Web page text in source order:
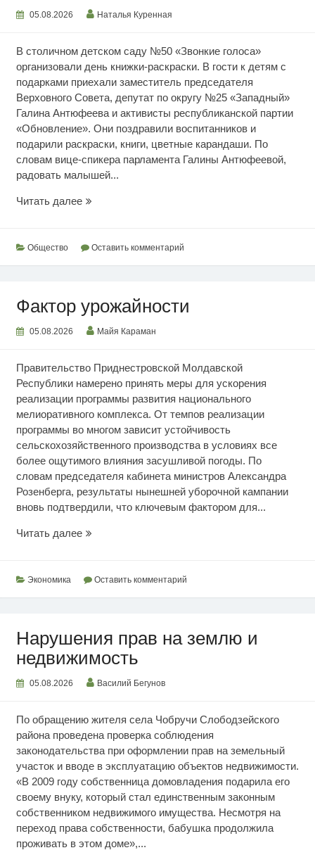
05.08.2026 Наталья Куренная
В столичном детском саду №50 «Звонкие голоса»
организовали день книжки-раскраски. В гости к детям с
подарками приехали заместитель председателя
Верховного Совета, депутат по округу №25 «Западный»
Галина Антюфеева и активисты республиканской партии
«Обновление». Они поздравили воспитанников и
подарили раскраски, книги, цветные карандаши. По
словам вице-спикера парламента Галины Антюфеевой,
радовать малышей...
Читать далееРаскраски
Общество Оставить комментарий
Фактор урожайности
05.08.2026 Майя Караман
Правительство Приднестровской Молдавской
Республики намерено принять меры для ускорения
реализации программы развития национального
мелиоративного комплекса. От темпов реализации
программы во многом зависит устойчивость
сельскохозяйственного производства в условиях все
более ощутимого влияния засушливой погоды. По
словам председателя кабинета министров Александра
Розенберга, результаты нынешней уборочной кампании
вновь подтвердили, что ключевым фактором для...
Читать далееФактор
Экономика Оставить комментарий
Нарушения прав на землю и
недвижимость
05.08.2026 Василий Бегунов
По обращению жителя села Чобручи Слободзейского
района проведена проверка соблюдения
законодательства при оформлении прав на земельный
участок и вводе в эксплуатацию объектов недвижимости.
«В 2009 году собственница домовладения подарила его
своему внуку, который стал единственным законным
собственником недвижимого имущества. Несмотря на
переход права собственности, бабушка продолжила
проживать в этом доме»,...